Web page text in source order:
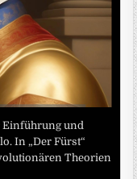
Einführung und
In „Der Fürst“
Theorien